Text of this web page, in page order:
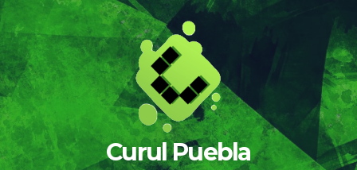
Saltar
al
contenido
Curul Puebla